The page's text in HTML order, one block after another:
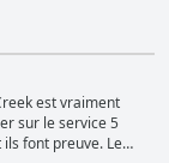
est vraiment
sur le service 5
font preuve. Le